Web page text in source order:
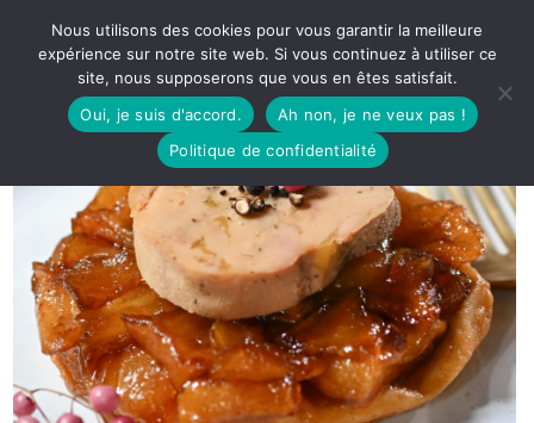
Nous utilisons des cookies pour vous garantir la meilleure
expérience sur notre site web. Si vous continuez à utiliser ce
site, nous supposerons que vous en êtes satisfait.
Oui, je suis d'accord.
Ah non, je ne veux pas !
Politique de confidentialité